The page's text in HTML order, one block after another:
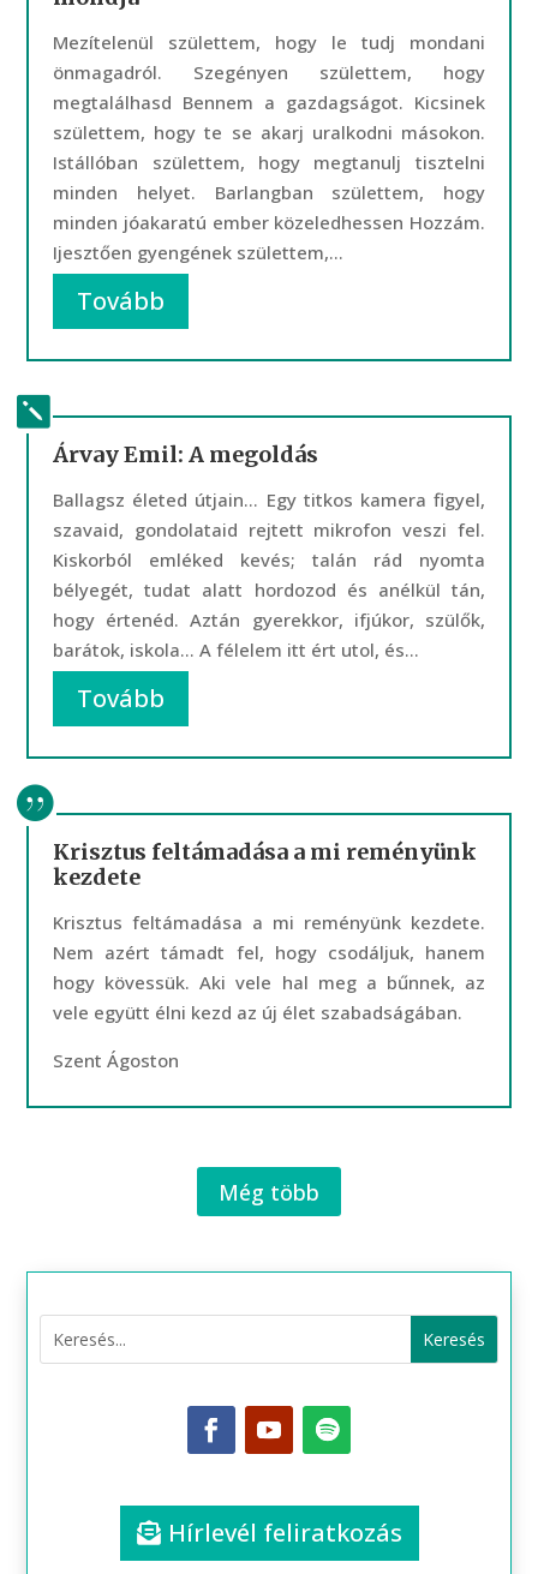
Mezítelenül születtem, hogy le tudj mondani
önmagadról. Szegényen születtem, hogy
megtalálhasd Bennem a gazdagságot. Kicsinek
születtem, hogy te se akarj uralkodni másokon.
Istállóban születtem, hogy megtanulj tisztelni
minden helyet. Barlangban születtem, hogy
minden jóakaratú ember közeledhessen Hozzám.
Ijesztően gyengének születtem,...
Tovább
Árvay Emil: A megoldás
Ballagsz életed útjain… Egy titkos kamera figyel,
szavaid, gondolataid rejtett mikrofon veszi fel.
Kiskorból emléked kevés; talán rád nyomta
bélyegét, tudat alatt hordozod és anélkül tán,
hogy értenéd. Aztán gyerekkor, ifjúkor, szülők,
barátok, iskola… A félelem itt ért utol, és...
Tovább
Krisztus feltámadása a mi reményünk
kezdete
Krisztus feltámadása a mi reményünk kezdete.
Nem azért támadt fel, hogy csodáljuk, hanem
hogy kövessük. Aki vele hal meg a bűnnek, az
vele együtt élni kezd az új élet szabadságában.
Szent Ágoston
Még több
Hírlevél feliratkozás